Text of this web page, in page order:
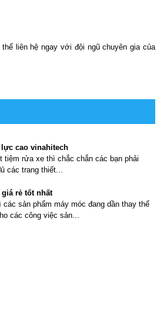
liên hệ ngay với đội ngũ chuyên gia của
cao vinahitech
tiệm rửa xe thì chắc chắn các bạn phải
các trang thiết...
rẻ tốt nhất
sản phẩm máy móc đang dần thay thế
các công việc sản...